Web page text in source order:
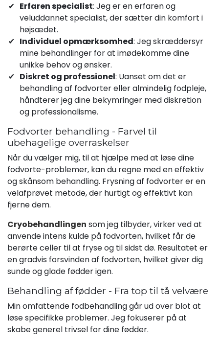
Erfaren specialist: Jeg er en erfaren og
veluddannet specialist, der sætter din komfort i
højsædet.
Individuel opmærksomhed: Jeg skræddersyr
mine behandlinger for at imødekomme dine
unikke behov og ønsker.
Diskret og professionel: Uanset om det er
behandling af fodvorter eller almindelig fodpleje,
håndterer jeg dine bekymringer med diskretion
og professionalisme.
Fodvorter behandling - Farvel til
ubehagelige overraskelser
Når du vælger mig, til at hjælpe med at løse dine
fodvorte-problemer, kan du regne med en effektiv
og skånsom behandling. Frysning af fodvorter er en
velafprøvet metode, der hurtigt og effektivt kan
fjerne dem.
Cryobehandlingen som jeg tilbyder, virker ved at
anvende intens kulde på fodvorten, hvilket får de
berørte celler til at fryse og til sidst dø. Resultatet er
en gradvis forsvinden af fodvorten, hvilket giver dig
sunde og glade fødder igen.
Behandling af fødder - Fra top til tå velvære
Min omfattende fodbehandling går ud over blot at
løse specifikke problemer. Jeg fokuserer på at
skabe generel trivsel for dine fødder.